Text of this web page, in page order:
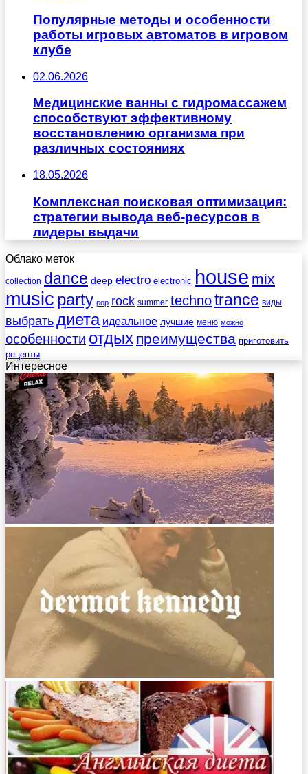
Популярные методы и особенности
работы игровых автоматов в игровом
клубе
02.06.2026
Медицинские ванны с гидромассажем
способствуют эффективному
восстановлению организма при
различных состояниях
18.05.2026
Комплексная поисковая оптимизация:
стратегии вывода веб-ресурсов в
лидеры выдачи
Облако меток
collection dance deep electro electronic house mix
music party pop rock summer technotrance виды
выбратьдиета идеальное лучшие меню можно
особенности отдых преимущества приготовить
рецепты
Интересное